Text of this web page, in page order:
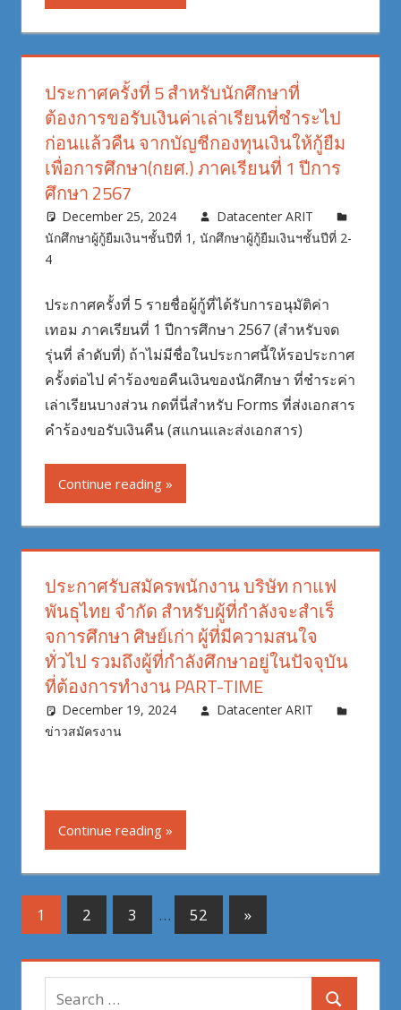
ประกาศครั้งที่ 5 สำหรับนักศึกษาที่
ต้องการขอรับเงินค่าเล่าเรียนที่ชำระไป
ก่อนแล้วคืน จากบัญชีกองทุนเงินให้กู้ยืม
เพื่อการศึกษา(กยศ.) ภาคเรียนที่ 1 ปีการ
ศึกษา 2567
December 25, 2024
Datacenter ARIT
นักศึกษาผู้กู้ยืมเงินฯชั้นปีที่ 1 , นักศึกษาผู้กู้ยืมเงินฯชั้นปีที่ 2-
4
ประกาศครั้งที่ 5 รายชื่อผู้กู้ที่ได้รับการอนุมัติค่า
เทอม ภาคเรียนที่ 1 ปีการศึกษา 2567 (สำหรับจด
รุ่นที่ ลำดับที่) ถ้าไม่มีชื่อในประกาศนี้ให้รอประกาศ
ครั้งต่อไป คำร้องขอคืนเงินของนักศึกษา ที่ชำระค่า
เล่าเรียนบางส่วน กดที่นี่สำหรับ Forms ที่ส่งเอกสาร
คำร้องขอรับเงินคืน (สแกนและส่งเอกสาร)
Continue reading
ประกาศรับสมัครพนักงาน บริษัท กาแฟ
พันธุไทย จำกัด สำหรับผู้ที่กำลังจะสําเร็
จการศึกษา ศิษย์เก่า ผู้ที่มีความสนใจ
ทั่วไป รวมถึงผู้ที่กำลังศึกษาอยู่ในปัจจุบัน
ที่ต้องการทํางาน PART-TIME
December 19, 2024
Datacenter ARIT
ข่าวสมัครงาน
Continue reading
Posts
1 2 3 … 52
Next
Posts
»
Search